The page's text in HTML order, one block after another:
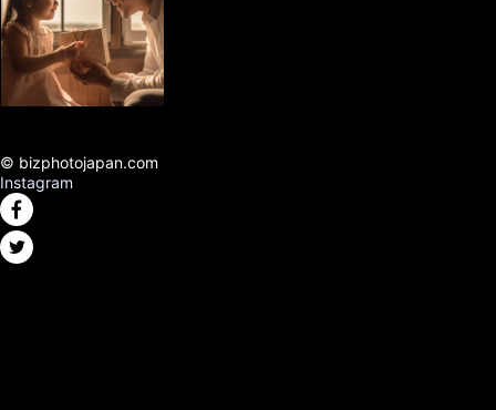
© bizphotojapan.com
Instagram